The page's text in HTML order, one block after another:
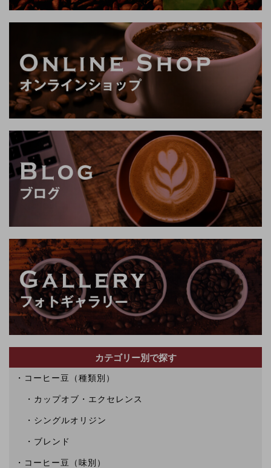
カテゴリー別で探す
コーヒー豆（種類別）
カップオブ・エクセレンス
シングルオリジン
ブレンド
コーヒー豆（味別）